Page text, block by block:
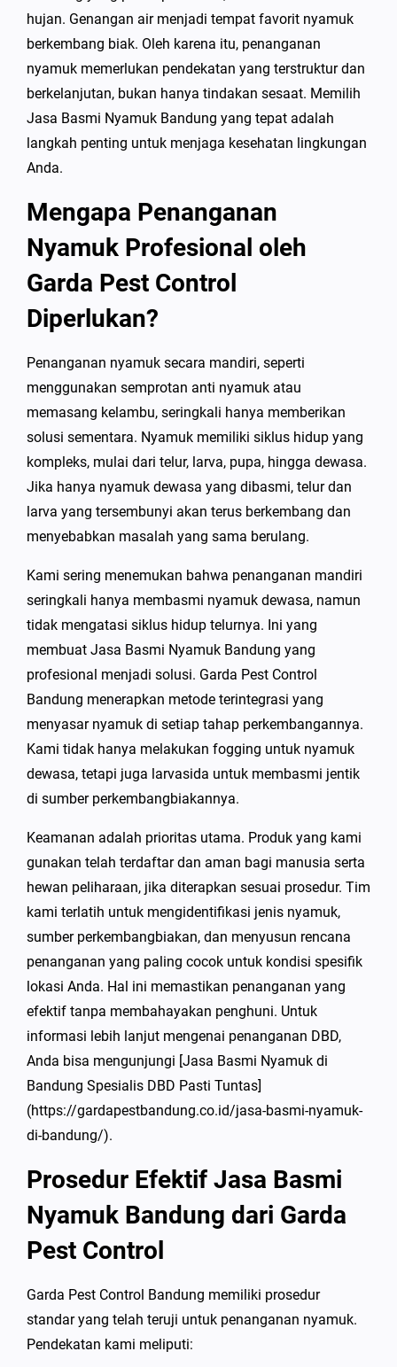
hujan. Genangan air menjadi tempat favorit nyamuk
berkembang biak. Oleh karena itu, penanganan
nyamuk memerlukan pendekatan yang terstruktur dan
berkelanjutan, bukan hanya tindakan sesaat. Memilih
Jasa Basmi Nyamuk Bandung yang tepat adalah
langkah penting untuk menjaga kesehatan lingkungan
Anda.
Mengapa Penanganan
Nyamuk Profesional oleh
Garda Pest Control
Diperlukan?
Penanganan nyamuk secara mandiri, seperti
menggunakan semprotan anti nyamuk atau
memasang kelambu, seringkali hanya memberikan
solusi sementara. Nyamuk memiliki siklus hidup yang
kompleks, mulai dari telur, larva, pupa, hingga dewasa.
Jika hanya nyamuk dewasa yang dibasmi, telur dan
larva yang tersembunyi akan terus berkembang dan
menyebabkan masalah yang sama berulang.
Kami sering menemukan bahwa penanganan mandiri
seringkali hanya membasmi nyamuk dewasa, namun
tidak mengatasi siklus hidup telurnya. Ini yang
membuat Jasa Basmi Nyamuk Bandung yang
profesional menjadi solusi. Garda Pest Control
Bandung menerapkan metode terintegrasi yang
menyasar nyamuk di setiap tahap perkembangannya.
Kami tidak hanya melakukan fogging untuk nyamuk
dewasa, tetapi juga larvasida untuk membasmi jentik
di sumber perkembangbiakannya.
Keamanan adalah prioritas utama. Produk yang kami
gunakan telah terdaftar dan aman bagi manusia serta
hewan peliharaan, jika diterapkan sesuai prosedur. Tim
kami terlatih untuk mengidentifikasi jenis nyamuk,
sumber perkembangbiakan, dan menyusun rencana
penanganan yang paling cocok untuk kondisi spesifik
lokasi Anda. Hal ini memastikan penanganan yang
efektif tanpa membahayakan penghuni. Untuk
informasi lebih lanjut mengenai penanganan DBD,
Anda bisa mengunjungi [Jasa Basmi Nyamuk di
Bandung Spesialis DBD Pasti Tuntas]
(https://gardapestbandung.co.id/jasa-basmi-nyamuk-
di-bandung/).
Prosedur Efektif Jasa Basmi
Nyamuk Bandung dari Garda
Pest Control
Garda Pest Control Bandung memiliki prosedur
standar yang telah teruji untuk penanganan nyamuk.
Pendekatan kami meliputi: